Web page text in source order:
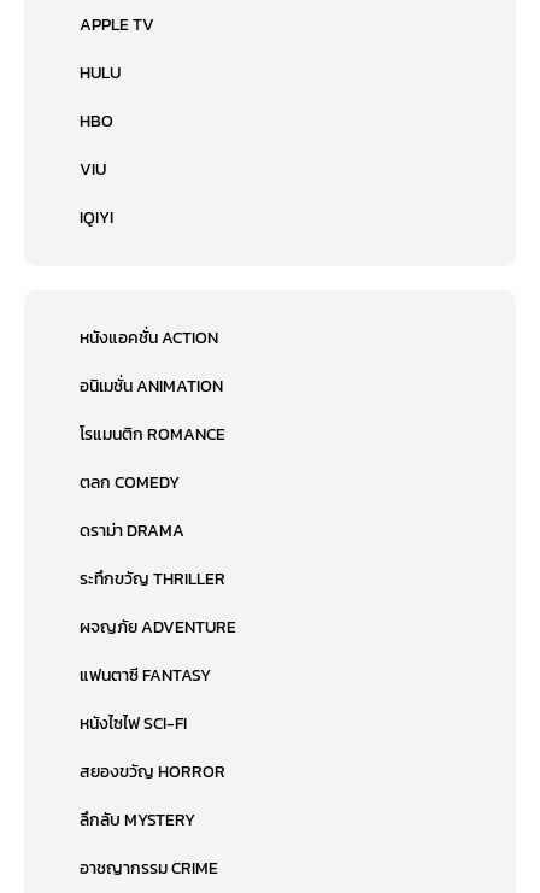
APPLE TV
HULU
HBO
VIU
IQIYI
หนังแอคชั่น ACTION
อนิเมชั่น ANIMATION
โรแมนติก ROMANCE
ตลก COMEDY
ดราม่า DRAMA
ระทึกขวัญ THRILLER
ผจญภัย ADVENTURE
แฟนตาซี FANTASY
หนังไซไฟ SCI-FI
สยองขวัญ HORROR
ลึกลับ MYSTERY
อาชญากรรม CRIME